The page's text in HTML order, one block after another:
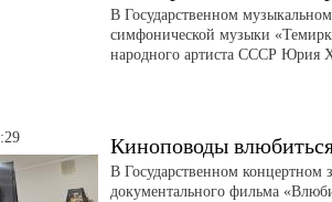
В Государственном
симфонической музыки
народного артиста СССР Юрия
Киноповоды
В Государственном концертном
документального фильма